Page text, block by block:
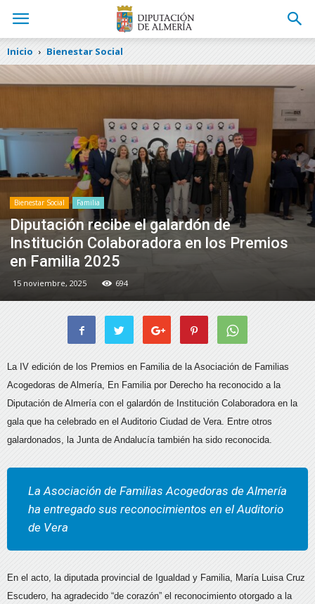
Inicio Bienestar Social
Bienestar Social Familia
Diputación recibe el galardón de
Institución Colaboradora en los Premios
en Familia 2025
15 noviembre, 2025 694
La IV edición de los Premios en Familia de la Asociación de Familias
Acogedoras de Almería, En Familia por Derecho ha reconocido a la
Diputación de Almería con el galardón de Institución Colaboradora en la
gala que ha celebrado en el Auditorio Ciudad de Vera. Entre otros
galardonados, la Junta de Andalucía también ha sido reconocida.
La Asociación de Familias Acogedoras de Almería
ha entregado sus reconocimientos en el Auditorio
de Vera
En el acto, la diputada provincial de Igualdad y Familia, María Luisa Cruz
Escudero, ha agradecido “de corazón” el reconocimiento otorgado a la